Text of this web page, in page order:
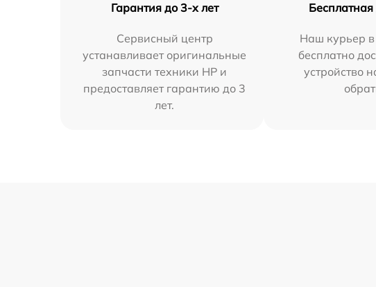
Гарантия до 3-х лет
Сервисный центр
устанавливает оригинальные
запчасти техники HP и
предоставляет гарантию до 3
лет.
Бесплатная
Наш курьер
бесплатно
устройство